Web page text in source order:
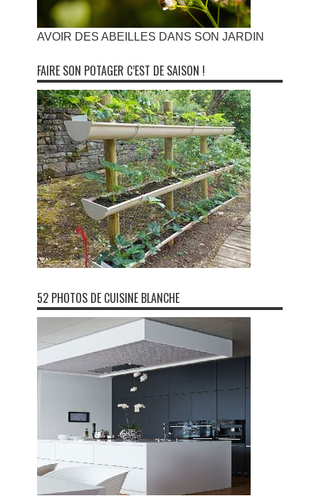
AVOIR DES ABEILLES DANS SON JARDIN
FAIRE SON POTAGER C’EST DE SAISON !
52 PHOTOS DE CUISINE BLANCHE